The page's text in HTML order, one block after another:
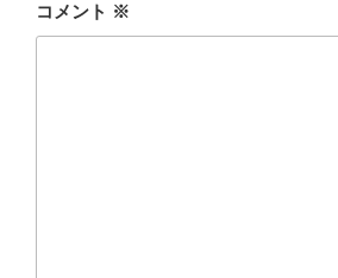
コメント ※